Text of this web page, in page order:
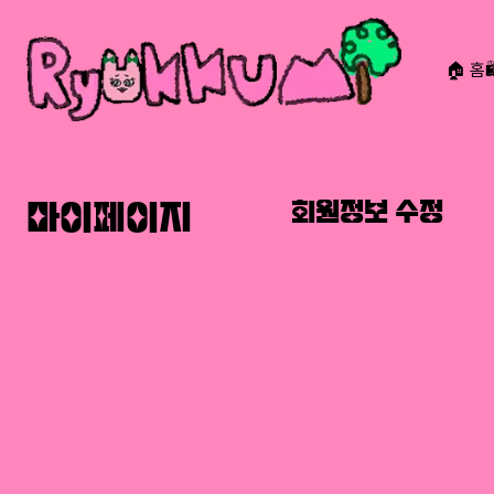
RYOKKUMi 🏠 홈
마이페이지 회원정보 수정